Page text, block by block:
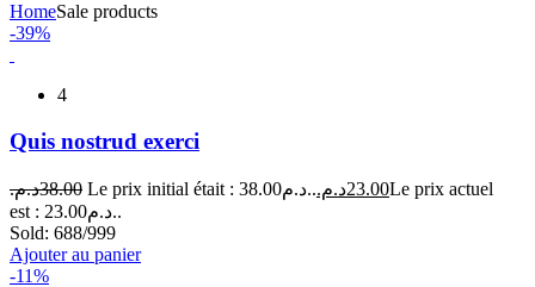
HomeSale products
-39%
4
Quis nostrud exerci
38.00د.م. Le prix initial était : 38.00د.م.. 23.00د.م.
Le prix actuel
est : 23.00د.م..
Sold: 688/999
Ajouter au panier
-11%